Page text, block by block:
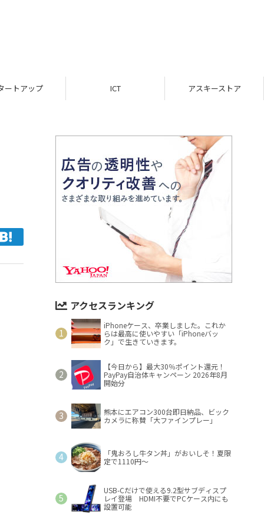
ICT アスキーストア インフォメーション
アクセスランキング
iPhoneケース、卒業しました。これか
らは最高に使いやすい「iPhoneバッ
ク」で生きていきます。
【今日から】最大30％ポイント還元！
PayPay自治体キャンペーン 2026年8月
開始分
熊本にエアコン300台即日納品、ビック
カメラに称賛「大ファインプレー」
「鬼おろし牛タン丼」がおいしそ！夏限
定で1110円～
USB-Cだけで使える9.2型サブディスプ
レイ登場 HDMI不要でPCケース内にも
設置可能